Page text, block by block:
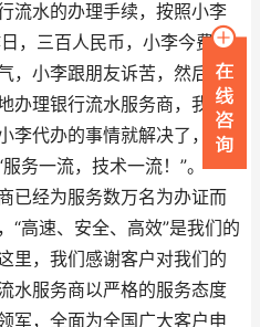
流水的办理手续，按照小李
，三百人民币，小李今费了
，小李跟朋友诉苦，然后在
办理银行流水服务商，我们
李代办的事情就解决了，为
务一流，技术一流！”。
经为服务数万名为办证而
“高速、安全、高效”是我们的
里，我们感谢客户对我们的
水服务商以严格的服务态度
军，全面为全国广大客户申